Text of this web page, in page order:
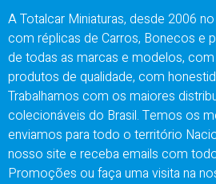
A Totalcar Miniaturas, desde 2006
com réplicas de Carros, Bonecos e
de todas as marcas e modelos,
produtos de qualidade, com
Trabalhamos com os maiores
colecionáveis do Brasil. Temos os
enviamos para todo o território
nosso site e receba emails com
Promoções ou faça uma visita na